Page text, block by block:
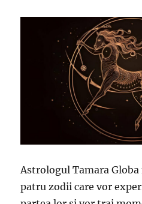
Astrologul Tamara
patru zodii care vor